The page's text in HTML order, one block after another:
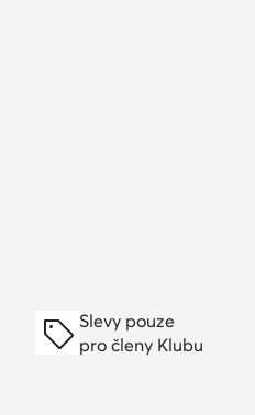
Slevy pouze
pro členy Klubu